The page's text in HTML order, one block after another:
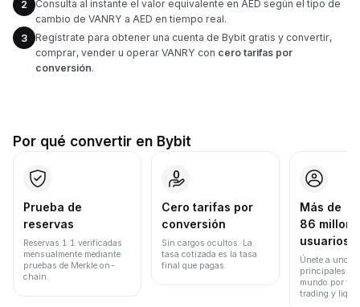
2
Consulta al instante el valor equivalente en AED según el tipo de
cambio de VANRY a AED en tiempo real.
3
Regístrate para obtener una cuenta de Bybit gratis y convertir,
comprar, vender u operar VANRY con cero tarifas por
conversión.
Por qué convertir en Bybit
Prueba de
reservas
Reservas 1:1 verificadas
mensualmente mediante
pruebas de Merkle on-
chain.
Cero tarifas por
conversión
Sin cargos ocultos. La
tasa cotizada es la tasa
final que pagas.
Más de
86
usuarios
Únete a uno
principales
mundo por
trading y